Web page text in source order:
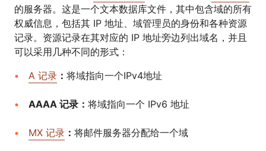
的服务器。这是一个文本数据库文件，其中包含域的所有
权威信息，包括其 IP 地址、域管理员的身份和各种资源
记录。资源记录在其对应的 IP 地址旁边列出域名，并且
可以采用几种不同的形式：
A 记录 ： 将域指向一个IPv4地址
AAAA 记录： 将域指向一个 IPv6 地址
MX 记录 ： 将邮件服务器分配给一个域